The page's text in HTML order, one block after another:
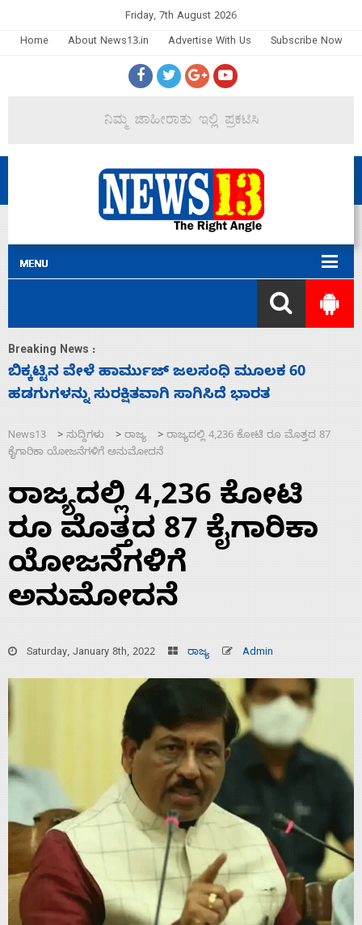
Friday, 7th August 2026
Home
About News13.in Advertise With Us Subscribe Now
Breaking News :
ನಾಗೇಂದ್ರ ರಾಜೀನಾಮೆ ಕೊಡದಿದ್ದರೆ ಸದನ ನಡೆಸಲು
ಬಿಡೆವು: ಛಲವಾದಿ ನಾರಾಯಣಸ್ವಾಮಿ
News13 > ಸುದ್ದಿಗಳು > ರಾಜ್ಯ > ರಾಜ್ಯದಲ್ಲಿ 4,236 ಕೋಟಿ ರೂ ಮೊತ್ತದ 87
ಕೈಗಾರಿಕಾ ಯೋಜನೆಗಳಿಗೆ ಅನುಮೋದನೆ
ರಾಜ್ಯದಲ್ಲಿ 4,236 ಕೋಟಿ
ರೂ ಮೊತ್ತದ 87 ಕೈಗಾರಿಕಾ
ಯೋಜನೆಗಳಿಗೆ
ಅನುಮೋದನೆ
Saturday, January 8th, 2022 ರಾಜ್ಯ Admin